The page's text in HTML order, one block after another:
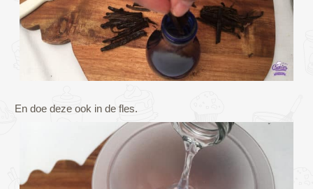
En doe deze ook in de fles.